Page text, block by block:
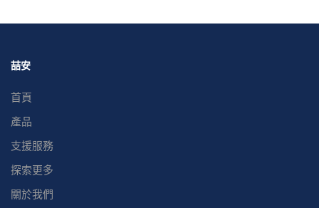
喆安
首頁
產品
支援服務
探索更多
關於我們